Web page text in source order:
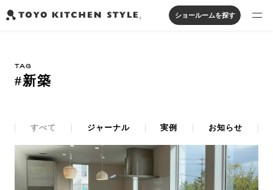
オープンキッチン
ペニンシュラキッチン
システムキッチン
実例から探す
私たちについて
ジャーナルを読む
ショールームを探す
TAG
#新築
すべて ジャーナル 実例 お知らせ